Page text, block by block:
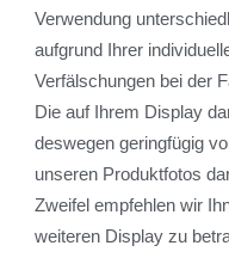
Verwendung
aufgrund Ihrer
Verfälschungen bei der
Die auf Ihrem Display
deswegen geringfügig
unseren Produktfotos
Zweifel empfehlen wir
weiteren Display zu